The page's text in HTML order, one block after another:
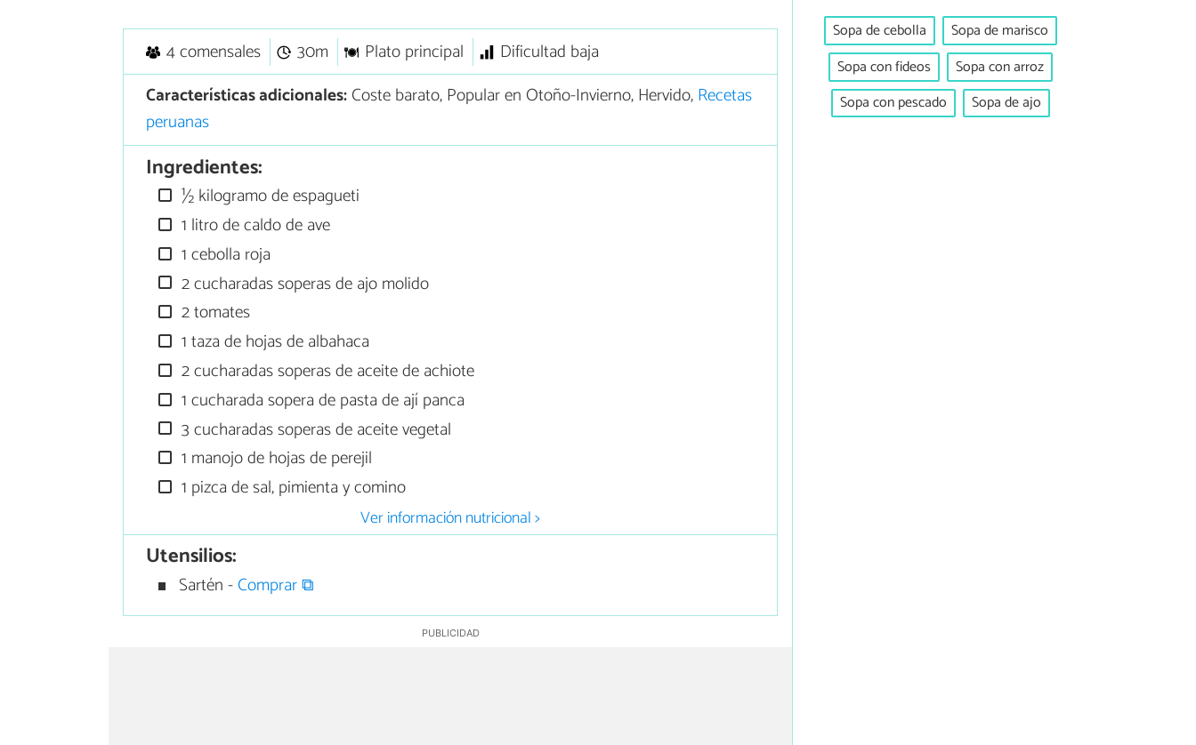
4 comensales 30m Plato principal
Dificultad baja
Características adicionales:Coste barato, Popular en Otoño-Invierno, Hervido,Recetas
peruanas
Ingredientes:
½ kilogramo de espagueti
1 litro de caldo de ave
1 cebolla roja
2 cucharadas soperas de ajo molido
2 tomates
1 taza de hojas de albahaca
2 cucharadas soperas de aceite de achiote
1 cucharada sopera de pasta de ají panca
3 cucharadas soperas de aceite vegetal
1 manojo de hojas de perejil
1 pizca de sal, pimienta y comino
Ver información nutricional >
Utensilios:
Sartén -Comprar ⧉
Sopa de cebolla
Sopa de marisco
Sopa con fideos
Sopa con arroz
Sopa con pescado
Sopa de ajo